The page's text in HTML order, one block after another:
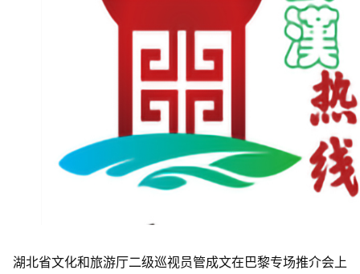
湖北省文化和旅游厅二级巡视员管成文在巴黎专场推介会上